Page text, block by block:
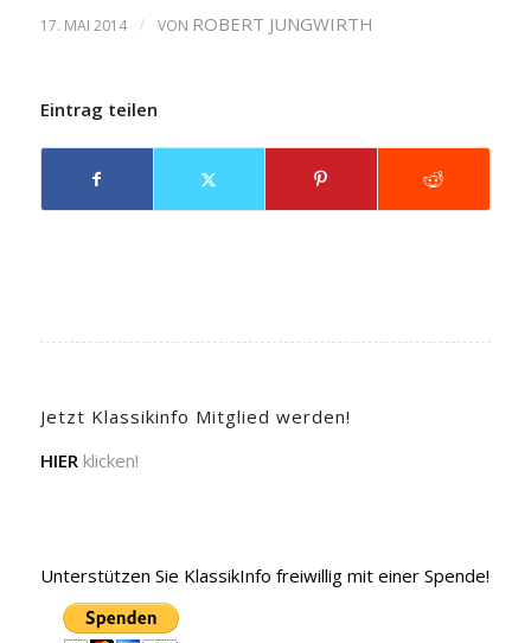
17. MAI 2014 / VON ROBERT JUNGWIRTH
Eintrag teilen
Jetzt Klassikinfo Mitglied werden!
HIER klicken!
Unterstützen Sie KlassikInfo freiwillig mit einer Spende!